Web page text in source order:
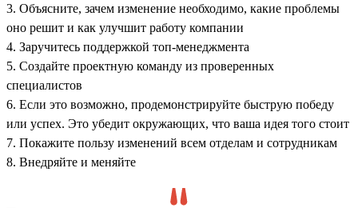
3. Объясните, зачем изменение необходимо, какие проблемы
оно решит и как улучшит работу компании
4. Заручитесь поддержкой топ-менеджмента
5. Создайте проектную команду из проверенных
специалистов
6. Если это возможно, продемонстрируйте быструю победу
или успех. Это убедит окружающих, что ваша идея того стоит
7. Покажите пользу изменений всем отделам и сотрудникам
8. Внедряйте и меняйте